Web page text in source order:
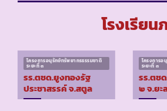
โรงเรีย
โครงการอนุรักษ์ทรัพยากรธรรมชาติ
ระยะที่ ๓
รร.ตชด.ยูงทองรัฐ
ประชาสรรค์ จ.สตูล
โครงการอ
ระยะที่ ๓
รร.ตช
๒ จ.ยะ